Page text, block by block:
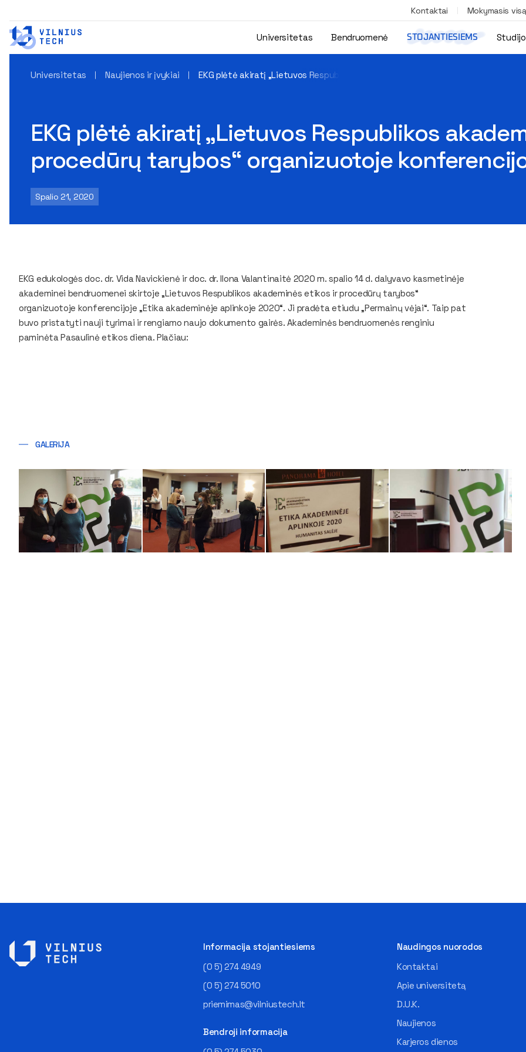
Kontaktai Mokymasis
Universitetas Bendruomenė STOJANTIESIEMS
Universitetas Naujienos ir įvykiai EKG plėtė akiratį „Lietuvos Respublikos akademinės etikos ir procedūrų
EKG plėtė akiratį „Lietuvos Respublikos
procedūrų tarybos“ organizuotoje
Spalio 21, 2020
EKG edukologės doc. dr. Vida Navickienė ir doc. dr. Ilona Valantinaitė 2020 m. spalio 14 d. dalyvavo kasmetinėje
akademinei bendruomenei skirtoje „Lietuvos Respublikos akademinės etikos ir procedūrų tarybos“
organizuotoje konferencijoje „Etika akademinėje aplinkoje 2020“. Ji pradėta etiudu „Permainų vėjai“. Taip pat
buvo pristatyti nauji tyrimai ir rengiamo naujo dokumento gairės. Akademinės bendruomenės renginiu
paminėta Pasaulinė etikos diena. Plačiau:
GALERIJA
Informacija stojantiesiems
(0 5) 274 4949
(0 5) 274 5010
priemimas@vilniustech.lt
Bendroji informacija
Naudingos nuorodos
Kontaktai
Apie universitetą
D.U.K.
Naujienos
Karjeros dienos